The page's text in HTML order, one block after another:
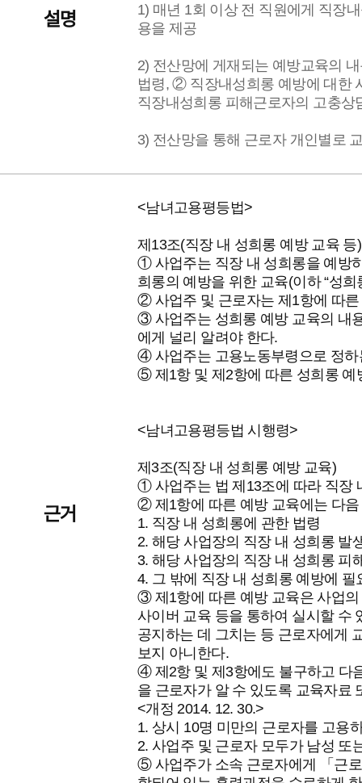
설명
1) 매년 1회 이상 전 직원에게 직장
용을 제공
2) 전산망에 게재되는 예방교육의
법령, ② 직장내성희롱 예방에 대한
직장내성희롱 피해근로자의 고충상
3) 전산망을 통해 근로자 개인별로
근거
<남녀고용평등법>
제13조(직장 내 성희롱 예방 교육 등)
① 사업주는 직장 내 성희롱을 예방
희롱의 예방을 위한 교육(이하 “성
② 사업주 및 근로자는 제1항에 따
③ 사업주는 성희롱 예방 교육의 내
에게 널리 알려야 한다.
④ 사업주는 고용노동부령으로 정하
⑤ 제1항 및 제2항에 따른 성희롱 예
<남녀고용평등법 시행령>
제3조(직장 내 성희롱 예방 교육)
① 사업주는 법 제13조에 따라 직장
② 제1항에 따른 예방 교육에는 다
1. 직장 내 성희롱에 관한 법령
2. 해당 사업장의 직장 내 성희롱 발
3. 해당 사업장의 직장 내 성희롱 피
4. 그 밖에 직장 내 성희롱 예방에 필
③ 제1항에 따른 예방 교육은 사업
사이버 교육 등을 통하여 실시할 수
공지하는 데 그치는 등 근로자에게
보지 아니한다.
④ 제2항 및 제3항에도 불구하고 다
을 근로자가 알 수 있도록 교육자료
<개정 2014. 12. 30.>
1. 상시 10명 미만의 근로자를 고용
2. 사업주 및 근로자 모두가 남성 또
⑤ 사업주가 소속 근로자에게 「근